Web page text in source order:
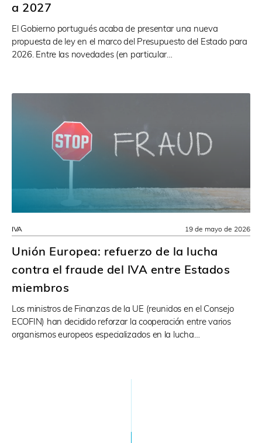
a 2027
El Gobierno portugués acaba de presentar una nueva
propuesta de ley en el marco del Presupuesto del Estado para
2026. Entre las novedades (en particular…
IVA
Unión Europea: refuerzo de la lucha
contra el fraude del IVA entre Estados
miembros
Los ministros de Finanzas de la UE (reunidos en el Consejo
ECOFIN) han decidido reforzar la cooperación entre varios
organismos europeos especializados en la lucha…
19 de mayo de 2026